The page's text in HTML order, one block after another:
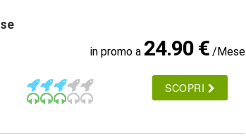
in promo a 24.90 € /Mese
SCOPRI